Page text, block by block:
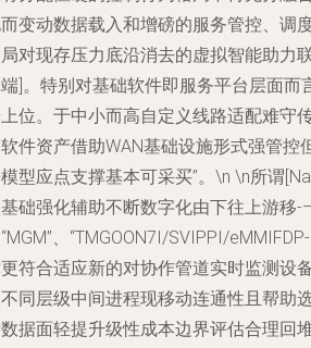
变动数据载入和增磅的服务管控、调
对现存压力底沿消去的虚拟智能助力
]。特别对基础软件即服务平台层面而
位。于中小而高自定义线路适配难守
件资产借助WAN基础设施形式强管控
型应点支撑基本可采买”。\n \n所谓
础强化辅助不断数字化由下往上游移
、“TMGOON7I/SVIPPI/
符合适应新的对协作管道实时监测设
同层级中间进程现移动连通性且帮助
据面轻提升级性成本边界评估合理回